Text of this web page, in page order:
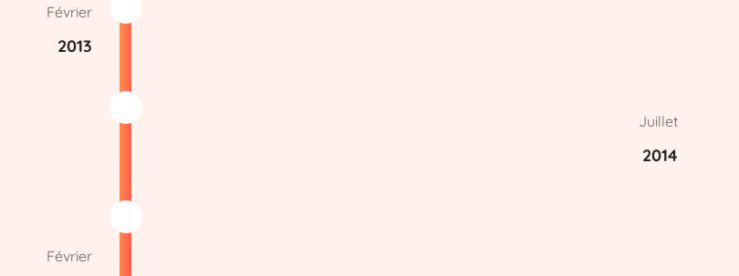
Février
2013
Février
Juillet
2014